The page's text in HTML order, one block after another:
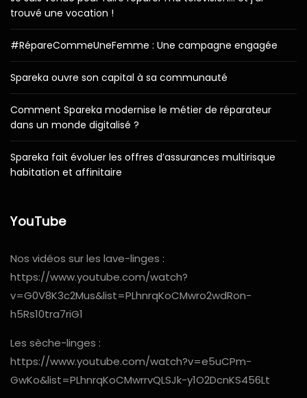
trouvé une vocation !
#RépareCommeUneFemme : Une campagne engagée
Spareka ouvre son capital à sa communauté
Comment Spareka modernise le métier de réparateur
dans un monde digitalisé ?
Spareka fait évoluer les offres d’assurances multirisque
habitation et affinitaire
YouTube
Nos vidéos sur les lave-linges :
https://www.youtube.com/watch?
v=G0V8K3c2Mus&list=PLhnrqKoCMwro2wdRon-
h5Rs10tra7riG1
Les sèche-linges :
https://www.youtube.com/watch?v=e5uCPm-
GwKo&list=PLhnrqKoCMwrrvQLSJk-y1O2DcnKS456Lt